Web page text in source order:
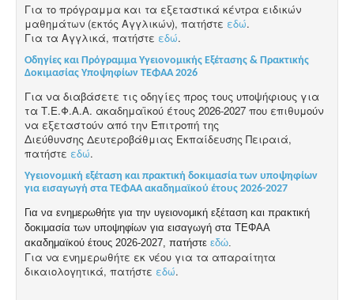
Για το πρόγραμμα και τα εξεταστικά κέντρα ειδικών
μαθημάτων (εκτός Αγγλικών), πατήστε εδώ.
Για τα Αγγλικά, πατήστε εδώ.
Οδηγίες και Πρόγραμμα Υγειονομικής Εξέτασης & Πρακτικής
Δοκιμασίας Υποψηφίων ΤΕΦΑΑ 2026
Για να διαβάσετε τις οδηγίες προς τους υποψήφιους για
τα Τ.Ε.Φ.Α.Α. ακαδημαϊκού έτους 2026-2027 που επιθυμούν
να εξεταστούν από την Επιτροπή της
Διεύθυνσης Δευτεροβάθμιας Εκπαίδευσης Πειραιά,
πατήστε εδώ.
Yγειονομική εξέταση και πρακτική δοκιμασία των υποψηφίων
για εισαγωγή στα ΤΕΦΑΑ ακαδημαϊκού έτους 2026-2027
Για να ενημερωθήτε για την υγειονομική εξέταση και πρακτική
δοκιμασία των υποψηφίων για εισαγωγή στα ΤΕΦΑΑ
ακαδημαϊκού έτους 2026-2027, πατήστε εδώ
Για να ενημερωθήτε εκ νέου για τα απαραίτητα
δικαιολογητικά, πατήστε εδώ.